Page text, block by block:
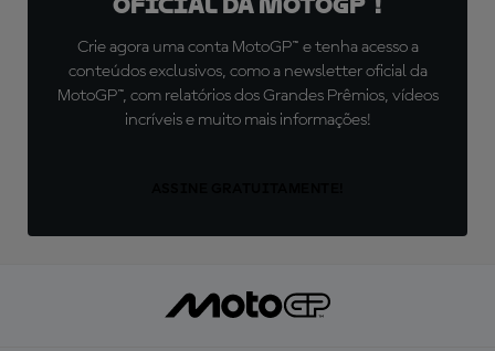
oficial da MotoGP™!
Crie agora uma conta MotoGP™ e tenha acesso a
conteúdos exclusivos, como a newsletter oficial da
MotoGP™, com relatórios dos Grandes Prêmios, vídeos
incríveis e muito mais informações!